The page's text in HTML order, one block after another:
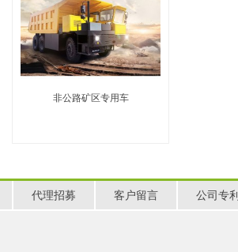
非公路矿区专用车
代理招募 客户留言 公司专利